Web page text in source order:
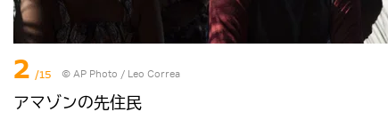
2 /15 © AP Photo / Leo Correa
アマゾンの先住民